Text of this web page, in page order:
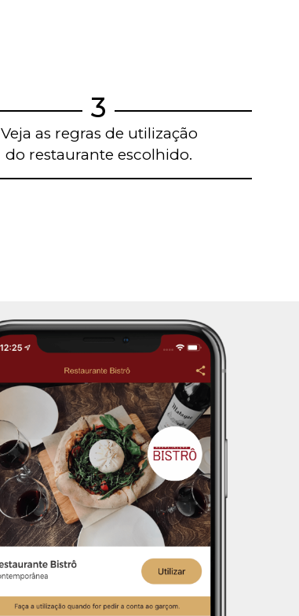
3
Veja as regras de utilização
do restaurante escolhido.